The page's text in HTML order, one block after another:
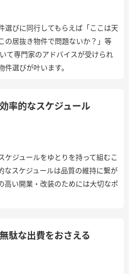
選びに同行してもらえば「ここは天
の居抜き物件で問題ないか？」等
て専門家のアドバイスが受けられ
選びが叶います。
効率的なスケジュール
ケジュールをゆとりを持って組むこ
なスケジュールは品質の維持に繋が
高い開業・改装のためには大切なポ
無駄な出費をおさえる